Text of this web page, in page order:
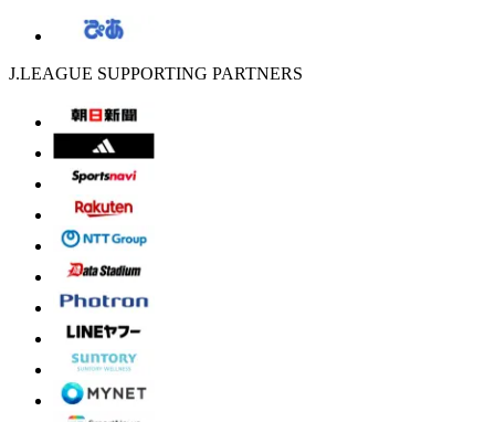
J.LEAGUE SUPPORTING PARTNERS